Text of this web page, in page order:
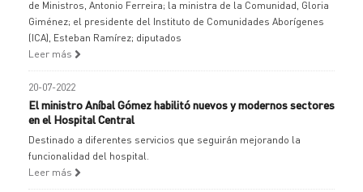
de Ministros, Antonio Ferreira; la ministra de la Comunidad, Gloria
Giménez; el presidente del Instituto de Comunidades Aborígenes
(ICA), Esteban Ramírez; diputados
Leer más
20-07-2022
El ministro Aníbal Gómez habilitó nuevos y modernos sectores
en el Hospital Central
Destinado a diferentes servicios que seguirán mejorando la
funcionalidad del hospital.
Leer más